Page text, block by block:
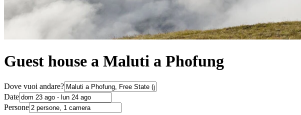
Guest house a Maluti a Phofung
Dove vuoi andare?
Date
Persone